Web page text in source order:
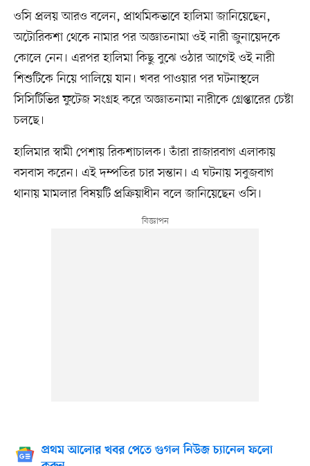
ওসি প্রলয় আরও বলেন, প্রাথমিকভাবে হালিমা জানিয়েছেন,
অটোরিকশা থেকে নামার পর অজ্ঞাতনামা ওই নারী জুনায়েদকে
কোলে নেন। এরপর হালিমা কিছু বুঝে ওঠার আগেই ওই নারী
শিশুটিকে নিয়ে পালিয়ে যান। খবর পাওয়ার পর ঘটনাস্থলে
সিসিটিভির ফুটেজ সংগ্রহ করে অজ্ঞাতনামা নারীকে গ্রেপ্তারের চেষ্টা
চলছে।
হালিমার স্বামী পেশায় রিকশাচালক। তাঁরা রাজারবাগ এলাকায়
বসবাস করেন। এই দম্পতির চার সন্তান। এ ঘটনায় সবুজবাগ
থানায় মামলার বিষয়টি প্রক্রিয়াধীন বলে জানিয়েছেন ওসি।
প্রথম আলোর খবর পেতে গুগল নিউজ চ্যানেল ফলো